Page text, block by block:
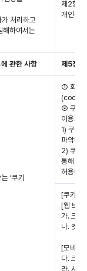
처리하고
해하여서는
제2항에
개인정
관한 사항 제5장.
‘쿠키
① 회사
② 쿠키
이용자
1) 쿠키
파악하
2) 쿠키
통해 모
허용여
[쿠키
[웹 브라
가. 크롬
나. 엣
[모바일
다. 크롬
라. 사